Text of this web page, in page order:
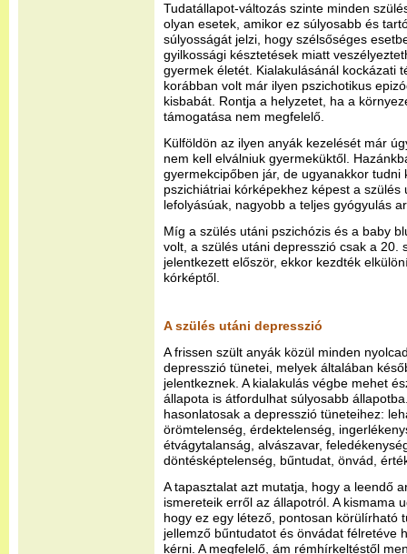
Tudatállapot-változás szinte minden
olyan esetek, amikor ez súlyosabb és
súlyosságát jelzi, hogy szélsőséges
gyilkossági késztetések miatt
gyermek életét. Kialakulásánál kockázati
korábban volt már ilyen pszichotikus
kisbabát. Rontja a helyzetet, ha a
támogatása nem megfelelő.
Külföldön az ilyen anyák kezelését már
nem kell elválniuk gyermeküktől.
gyermekcipőben jár, de ugyanakkor tudni
pszichiátriai kórképekhez képest a
lefolyásúak, nagyobb a teljes gyógyulás
Míg a szülés utáni pszichózis és a baby
volt, a szülés utáni depresszió csak a 20.
jelentkezett először, ekkor kezdték
kórképtől.
A szülés utáni depresszió
A frissen szült anyák közül minden
depresszió tünetei, melyek általában
jelentkeznek. A kialakulás végbe mehet
állapota is átfordulhat súlyosabb
hasonlatosak a depresszió tüneteihez:
örömtelenség, érdektelenség,
étvágytalanság, alvászavar,
döntésképtelenség, bűntudat, önvád,
A tapasztalat azt mutatja, hogy a leendő
ismereteik erről az állapotról. A kismama
hogy ez egy létező, pontosan körülírható
jellemző bűntudatot és önvádat félretéve
kérni. A megfelelő, ám rémhírkeltéstől